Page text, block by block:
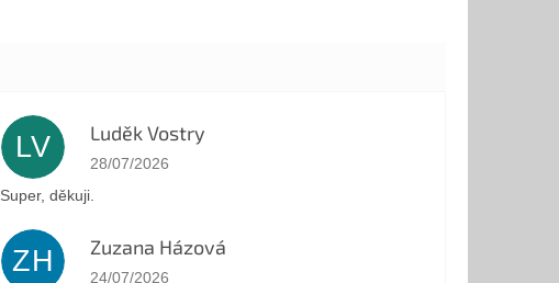
LV Luděk Vostry
The store rating is 5 out of 5 stars.
28/07/2026
Super, děkuji.
ZH Zuzana Házová
The store rating is 5 out of 5 stars.
24/07/2026